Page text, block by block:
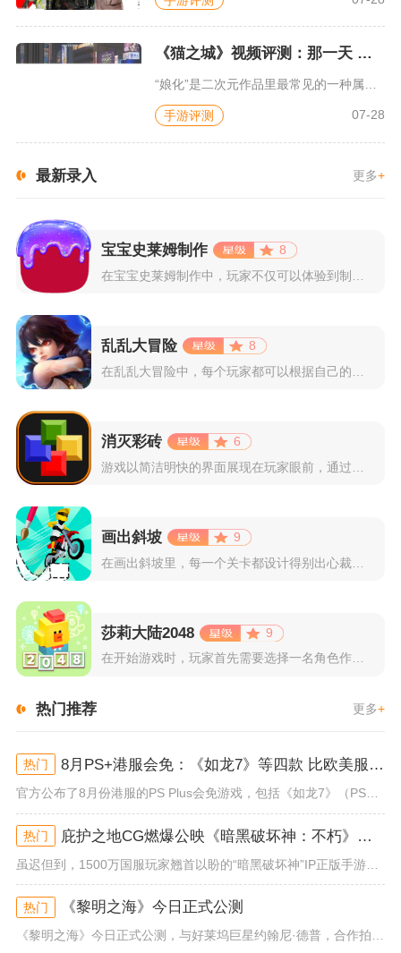
《猫之城》视频评测：那一天 我家的猫变成了猫娘
手游评测 07-28
最新录入 更多+
宝宝史莱姆制作
8
乱乱大冒险
8
消灭彩砖
6
画出斜坡
9
莎莉大陆2048
9
在开始游戏时，玩家首先需要选择一名角色作为自己的代表，在神秘...
热门推荐 更多+
热门 8月PS+港服会免：《如龙7》等四款 比欧美服多一款
官方公布了8月份港服的PS Plus会免游戏，包括《如龙7》（PS4/PS5）、《小小梦魇》（PS4）、《托尼霍克职业滑...
热门 庇护之地CG燃爆公映《暗黑破坏神：不朽》今日全平台上线
虽迟但到，1500万国服玩家翘首以盼的“暗黑破坏神”IP正版手游《暗黑破坏神：不朽》已于今日全平台上线！动作RPG王者再...
热门 《黎明之海》今日正式公测
《黎明之海》今日正式公测，与好莱坞巨星约翰尼·德普，合作拍摄的宣传短片《冒险者的游戏》同步上线！沉浸式环球之旅 打造属于...